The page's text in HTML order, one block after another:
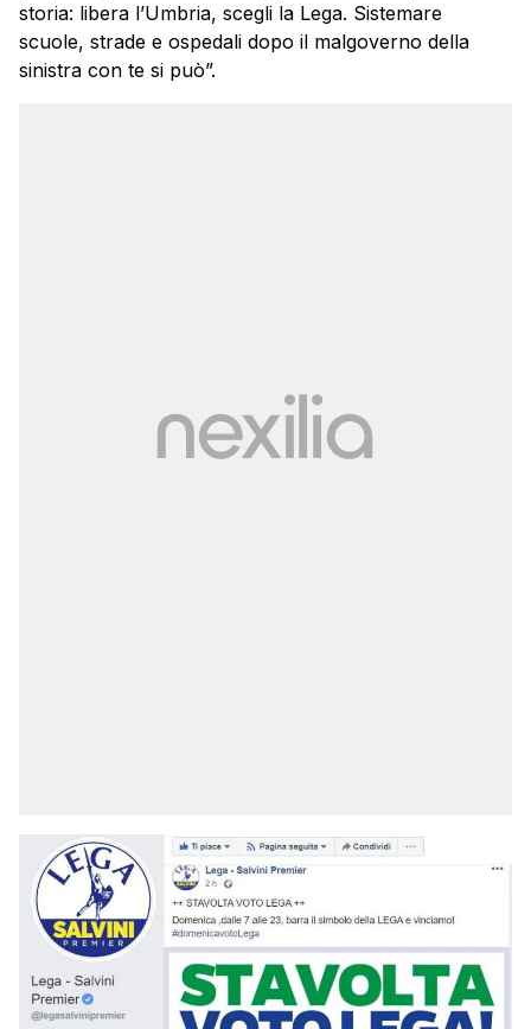
storia: libera l’Umbria, scegli la Lega. Sistemare
scuole, strade e ospedali dopo il malgoverno della
sinistra con te si può”.